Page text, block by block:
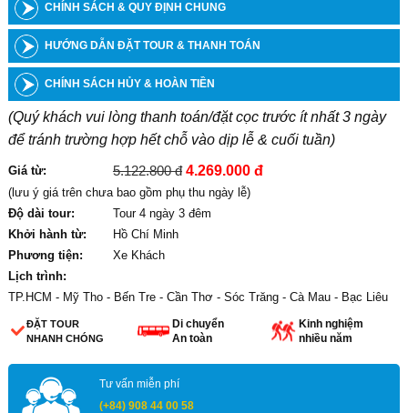
CHÍNH SÁCH & QUY ĐỊNH CHUNG
HƯỚNG DẪN ĐẶT TOUR & THANH TOÁN
CHÍNH SÁCH HỦY & HOÀN TIỀN
(Quý khách vui lòng thanh toán/đặt cọc trước ít nhất 3 ngày
để tránh trường hợp hết chỗ vào dịp lễ & cuối tuần)
Giá từ: 5.122.800 đ 4.269.000 đ
(lưu ý giá trên chưa bao gồm phụ thu ngày lễ)
Độ dài tour:
Tour 4 ngày 3 đêm
Khởi hành từ:
Hồ Chí Minh
Phương tiện:
Xe Khách
Lịch trình:
TP.HCM - Mỹ Tho - Bến Tre - Cần Thơ - Sóc Trăng - Cà Mau - Bạc Liêu
ĐẶT TOUR
NHANH CHÓNG
Di chuyển
An toàn
Kinh nghiệm
nhiều năm
Tư vấn miễn phí
(+84) 908 44 00 58